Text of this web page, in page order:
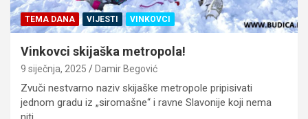
TEMA DANA VIJESTI VINKOVCI
Vinkovci skijaška metropola!
9 siječnja, 2025 Damir Begović
Zvuči nestvarno naziv skijaške metropole pripisivati
jednom gradu iz „siromašne“ i ravne Slavonije koji nema